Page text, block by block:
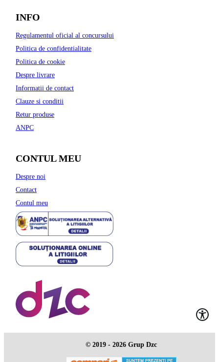
INFO
Regulamentul oficial al concursului
Politica de confidentialitate
Politica de cookie
Despre livrare
Informatii de contact
Clauze si conditii
Retur produse
ANPC
CONTUL MEU
Despre noi
Contact
Contul meu
© 2019 - 2026 Grup Dzc